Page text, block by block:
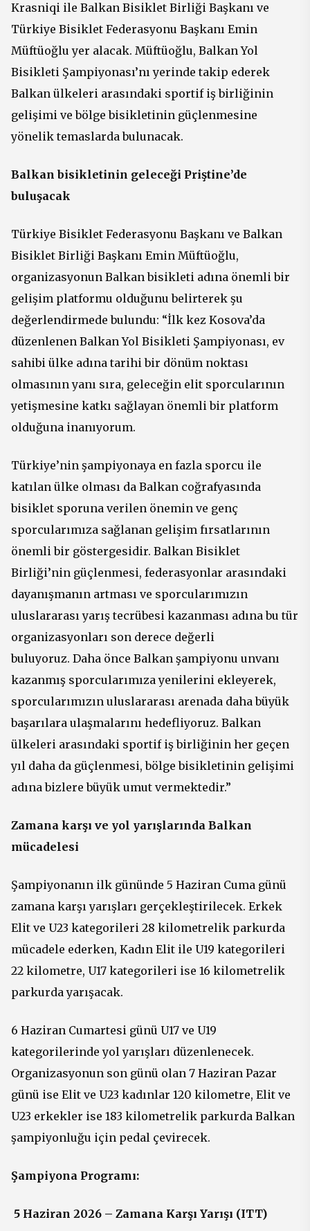
Krasniqi ile Balkan Bisiklet Birliği Başkanı ve
Türkiye Bisiklet Federasyonu Başkanı Emin
Müftüoğlu yer alacak. Müftüoğlu, Balkan Yol
Bisikleti Şampiyonası’nı yerinde takip ederek
Balkan ülkeleri arasındaki sportif iş birliğinin
gelişimi ve bölge bisikletinin güçlenmesine
yönelik temaslarda bulunacak.
Balkan bisikletinin geleceği Priştine’de
buluşacak
Türkiye Bisiklet Federasyonu Başkanı ve Balkan
Bisiklet Birliği Başkanı Emin Müftüoğlu,
organizasyonun Balkan bisikleti adına önemli bir
gelişim platformu olduğunu belirterek şu
değerlendirmede bulundu: “İlk kez Kosova’da
düzenlenen Balkan Yol Bisikleti Şampiyonası, ev
sahibi ülke adına tarihi bir dönüm noktası
olmasının yanı sıra, geleceğin elit sporcularının
yetişmesine katkı sağlayan önemli bir platform
olduğuna inanıyorum.
Türkiye’nin şampiyonaya en fazla sporcu ile
katılan ülke olması da Balkan coğrafyasında
bisiklet sporuna verilen önemin ve genç
sporcularımıza sağlanan gelişim fırsatlarının
önemli bir göstergesidir. Balkan Bisiklet
Birliği’nin güçlenmesi, federasyonlar arasındaki
dayanışmanın artması ve sporcularımızın
uluslararası yarış tecrübesi kazanması adına bu tür
organizasyonları son derece değerli
buluyoruz. Daha önce Balkan şampiyonu unvanı
kazanmış sporcularımıza yenilerini ekleyerek,
sporcularımızın uluslararası arenada daha büyük
başarılara ulaşmalarını hedefliyoruz. Balkan
ülkeleri arasındaki sportif iş birliğinin her geçen
yıl daha da güçlenmesi, bölge bisikletinin gelişimi
adına bizlere büyük umut vermektedir.”
Zamana karşı ve yol yarışlarında Balkan
mücadelesi
Şampiyonanın ilk gününde 5 Haziran Cuma günü
zamana karşı yarışları gerçekleştirilecek. Erkek
Elit ve U23 kategorileri 28 kilometrelik parkurda
mücadele ederken, Kadın Elit ile U19 kategorileri
22 kilometre, U17 kategorileri ise 16 kilometrelik
parkurda yarışacak.
6 Haziran Cumartesi günü U17 ve U19
kategorilerinde yol yarışları düzenlenecek.
Organizasyonun son günü olan 7 Haziran Pazar
günü ise Elit ve U23 kadınlar 120 kilometre, Elit ve
U23 erkekler ise 183 kilometrelik parkurda Balkan
şampiyonluğu için pedal çevirecek.
Şampiyona Programı:
5 Haziran 2026 – Zamana Karşı Yarışı (ITT)